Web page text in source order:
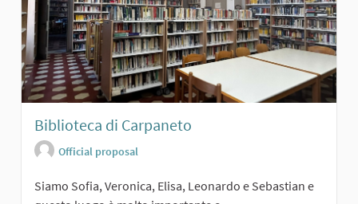
Biblioteca di Carpaneto
Official proposal
Siamo Sofia, Veronica, Elisa, Leonardo e Sebastian e